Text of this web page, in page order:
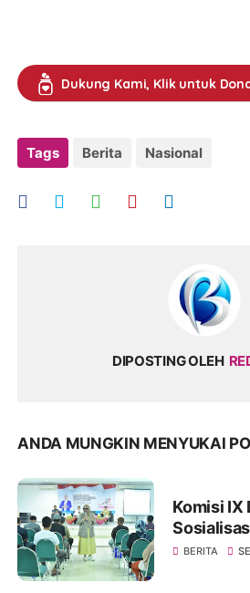
Dukung Kami, Klik untuk
Tags Berita Nasional
DIPOSTING OLEH
ANDA MUNGKIN MENYUKAI
Komisi IX
Mitra
BERITA